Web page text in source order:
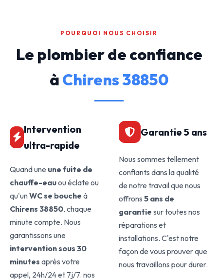
POURQUOI NOUS CHOISIR
Le plombier de confiance
à Chirens 38850
Intervention
ultra-rapide
Quand une une fuite de
chauffe-eauou éclate ou
qu'unWC se bouche à
Chirens 38850, chaque
minute compte. Nous
garantissons une
intervention sous 30
minutes après votre
appel, 24h/24 et 7j/7. nos
Garantie 5 ans
Nous sommes tellement
confiants dans la qualité
de notre travail que nous
offrons 5 ans de
garantie sur toutes nos
réparations et
installations. C'est notre
façon de vous prouver que
nous travaillons pour durer.